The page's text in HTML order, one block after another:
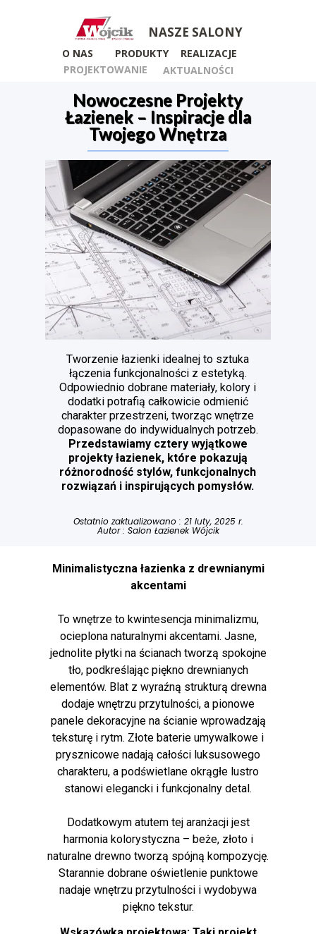
REALIZACJE
PROJEKTOWANIE
O NAS
PRODUKTY
AKTUALNOŚCI
NASZE SALONY
Nowoczesne Projekty
Łazienek – Inspiracje dla
Twojego Wnętrza
Tworzenie łazienki idealnej to sztuka
łączenia funkcjonalności z estetyką.
Odpowiednio dobrane materiały, kolory i
dodatki potrafią całkowicie odmienić
charakter przestrzeni, tworząc wnętrze
dopasowane do indywidualnych potrzeb.
Przedstawiamy cztery wyjątkowe
projekty łazienek, które pokazują
różnorodność stylów, funkcjonalnych
rozwiązań i inspirujących pomysłów.
Ostatnio zaktualizowano : 21 luty, 2025 r.
Autor : Salon Łazienek Wójcik
Minimalistyczna łazienka z drewnianymi
akcentami
To wnętrze to kwintesencja minimalizmu,
ocieplona naturalnymi akcentami. Jasne,
jednolite płytki na ścianach tworzą spokojne
tło, podkreślając piękno drewnianych
elementów. Blat z wyraźną strukturą drewna
dodaje wnętrzu przytulności, a pionowe
panele dekoracyjne na ścianie wprowadzają
teksturę i rytm. Złote baterie umywalkowe i
prysznicowe nadają całości luksusowego
charakteru, a podświetlane okrągłe lustro
stanowi elegancki i funkcjonalny detal.
Dodatkowym atutem tej aranżacji jest
harmonia kolorystyczna – beże, złoto i
naturalne drewno tworzą spójną kompozycję.
Starannie dobrane oświetlenie punktowe
nadaje wnętrzu przytulności i wydobywa
piękno tekstur.